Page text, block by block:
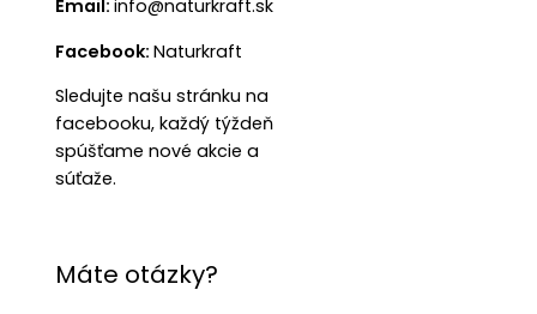
Email:info@naturkraft.sk
Facebook:Naturkraft
Sledujte našu stránku na
facebooku, každý týždeň
spúšťame nové akcie a
súťaže.
Máte otázky?